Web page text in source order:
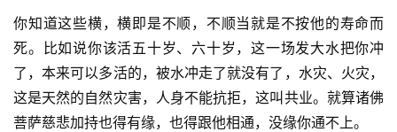
你知道这些横，横即是不顺，不顺当就是不按他的寿命而
死。比如说你该活五十岁、六十岁，这一场发大水把你冲
了，本来可以多活的，被水冲走了就没有了，水灾、火灾，
这是天然的自然灾害，人身不能抗拒，这叫共业。就算诸佛
菩萨慈悲加持也得有缘，也得跟他相通，没缘你通不上。